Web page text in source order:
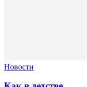
Новости